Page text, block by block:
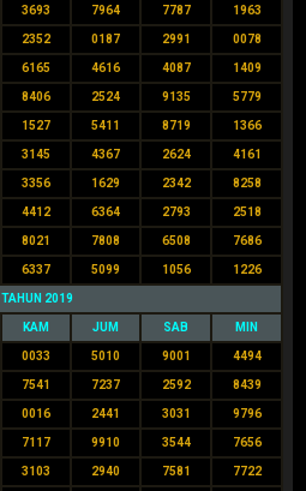
3693 7964 7787 1963
2352 0187 2991 0078
6165 4616 4087 1409
8406 2524 9135 5779
1527 5411 8719 1366
3145 4367 2624 4161
3356 1629 2342 8258
4412 6364 2793 2518
8021 7808 6508 7686
6337 5099 1056 1226
TAHUN 2019
KAM JUM SAB MIN
0033 5010 9001 4494
7541 7237 2592 8439
0016 2441 3031 9796
7117 9910 3544 7656
3103 2940 7581 7722